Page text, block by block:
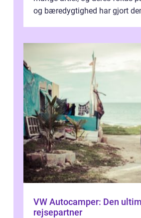
og bæredygtighed har gjort
VW Autocamper: Den
rejsepartner